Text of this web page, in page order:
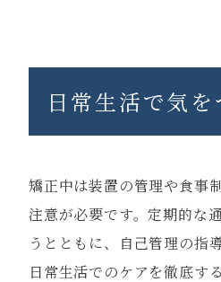
日常生活で気
矯正中は装置の管理や食事
注意が必要です。定期的な
うとともに、自己管理の指
日常生活でのケアを徹底す